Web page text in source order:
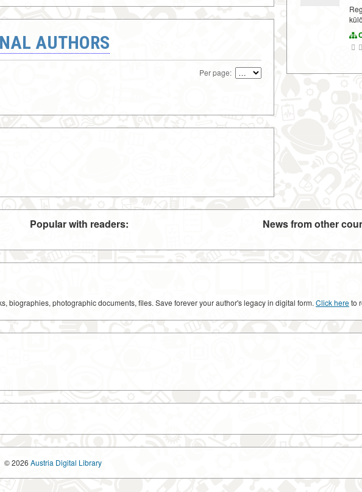
AUTHORS
Per page:
Popular with readers: News from other
biographies, photographic documents, files. Save forever your author's legacy in digital form. Click hereto
© 2026 Austria Digital Library